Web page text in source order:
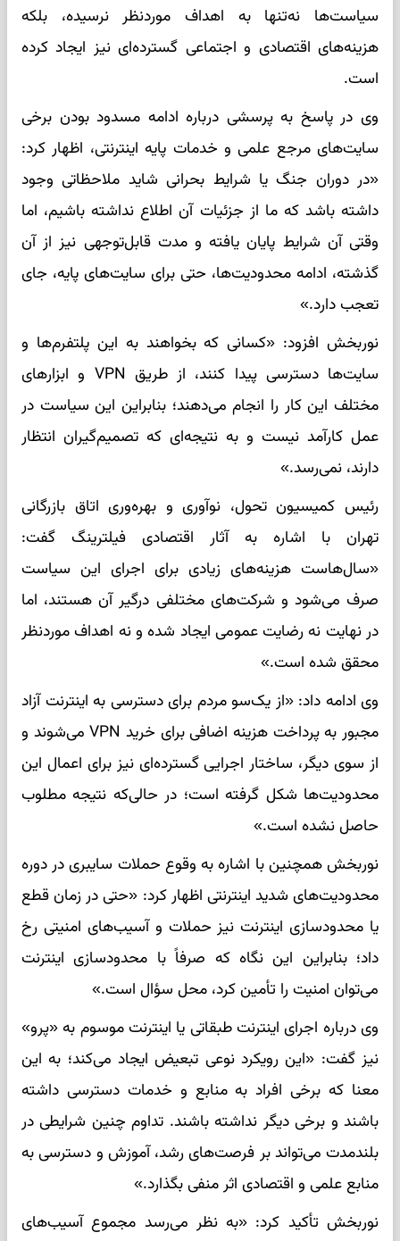
سیاست‌ها نه‌تنها به اهداف موردنظر نرسیده، بلکه
هزینه‌های اقتصادی و اجتماعی گسترده‌ای نیز ایجاد کرده
است.
وی در پاسخ به پرسشی درباره ادامه مسدود بودن برخی
سایت‌های مرجع علمی و خدمات پایه اینترنتی، اظهار کرد:
«در دوران جنگ یا شرایط بحرانی شاید ملاحظاتی وجود
داشته باشد که ما از جزئیات آن اطلاع نداشته باشیم، اما
وقتی آن شرایط پایان یافته و مدت قابل‌توجهی نیز از آن
گذشته، ادامه محدودیت‌ها، حتی برای سایت‌های پایه، جای
تعجب دارد.»
نوربخش افزود: «کسانی که بخواهند به این پلتفرم‌ها و
سایت‌ها دسترسی پیدا کنند، از طریق VPN و ابزارهای
مختلف این کار را انجام می‌دهند؛ بنابراین این سیاست در
عمل کارآمد نیست و به نتیجه‌ای که تصمیم‌گیران انتظار
دارند، نمی‌رسد.»
رئیس کمیسیون تحول، نوآوری و بهره‌وری اتاق بازرگانی
تهران با اشاره به آثار اقتصادی فیلترینگ گفت:
«سال‌هاست هزینه‌های زیادی برای اجرای این سیاست
صرف می‌شود و شرکت‌های مختلفی درگیر آن هستند، اما
در نهایت نه رضایت عمومی ایجاد شده و نه اهداف موردنظر
محقق شده است.»
وی ادامه داد: «از یک‌سو مردم برای دسترسی به اینترنت آزاد
مجبور به پرداخت هزینه اضافی برای خرید VPN می‌شوند و
از سوی دیگر، ساختار اجرایی گسترده‌ای نیز برای اعمال این
محدودیت‌ها شکل گرفته است؛ در حالی‌که نتیجه مطلوب
حاصل نشده است.»
نوربخش همچنین با اشاره به وقوع حملات سایبری در دوره
محدودیت‌های شدید اینترنتی اظهار کرد: «حتی در زمان قطع
یا محدودسازی اینترنت نیز حملات و آسیب‌های امنیتی رخ
داد؛ بنابراین این نگاه که صرفاً با محدودسازی اینترنت
می‌توان امنیت را تأمین کرد، محل سؤال است.»
وی درباره اجرای اینترنت طبقاتی یا اینترنت موسوم به «پرو»
نیز گفت: «این رویکرد نوعی تبعیض ایجاد می‌کند؛ به این
معنا که برخی افراد به منابع و خدمات دسترسی داشته
باشند و برخی دیگر نداشته باشند. تداوم چنین شرایطی در
بلندمدت می‌تواند بر فرصت‌های رشد، آموزش و دسترسی به
منابع علمی و اقتصادی اثر منفی بگذارد.»
نوربخش تأکید کرد: «به نظر می‌رسد مجموع آسیب‌های